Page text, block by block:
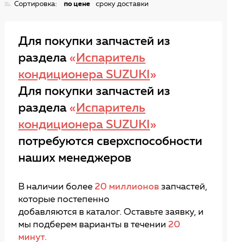
Сортировка: по цене сроку доставки
Для покупки запчастей из
раздела « Испаритель
кондиционера SUZUKI »
Для покупки запчастей из
раздела « Испаритель
кондиционера SUZUKI »
потребуются сверхспособности
наших менеджеров
В наличии более 20 миллионов запчастей,
которые постепенно
добавляются в каталог. Оставьте заявку, и
мы подберем варианты в течении 20
минут.